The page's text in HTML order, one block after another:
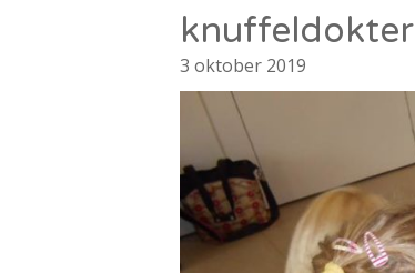
knuffeldokter
3 oktober 2019